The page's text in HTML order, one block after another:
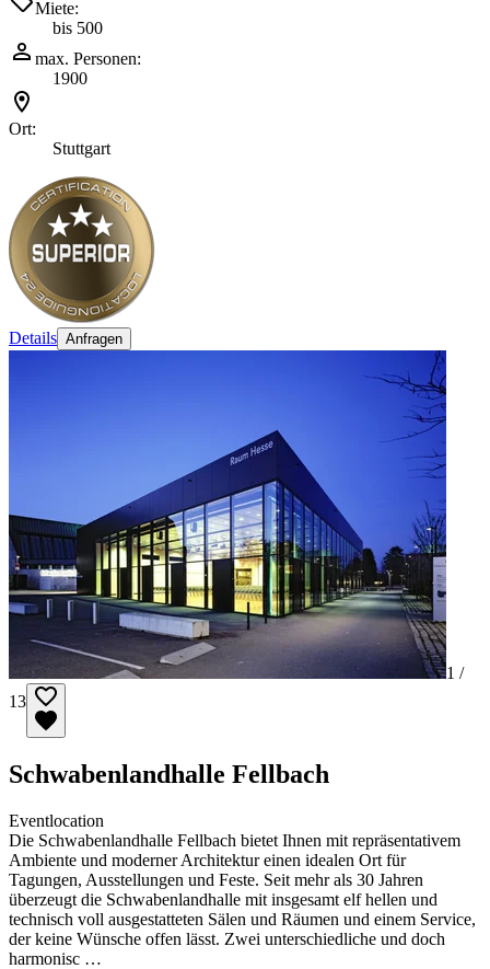
Miete:
bis 500
max. Personen:
1900
Ort:
Stuttgart
Details Anfragen
1 /
13
Schwabenlandhalle Fellbach
Eventlocation
Die Schwabenlandhalle Fellbach bietet Ihnen mit repräsentativem
Ambiente und moderner Architektur einen idealen Ort für
Tagungen, Ausstellungen und Feste. Seit mehr als 30 Jahren
überzeugt die Schwabenlandhalle mit insgesamt elf hellen und
technisch voll ausgestatteten Sälen und Räumen und einem Service,
der keine Wünsche offen lässt. Zwei unterschiedliche und doch
harmonisc …